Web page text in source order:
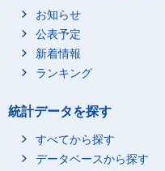
お知らせ
公表予定
新着情報
ランキング
統計データを探す
すべてから探す
データベースから探す